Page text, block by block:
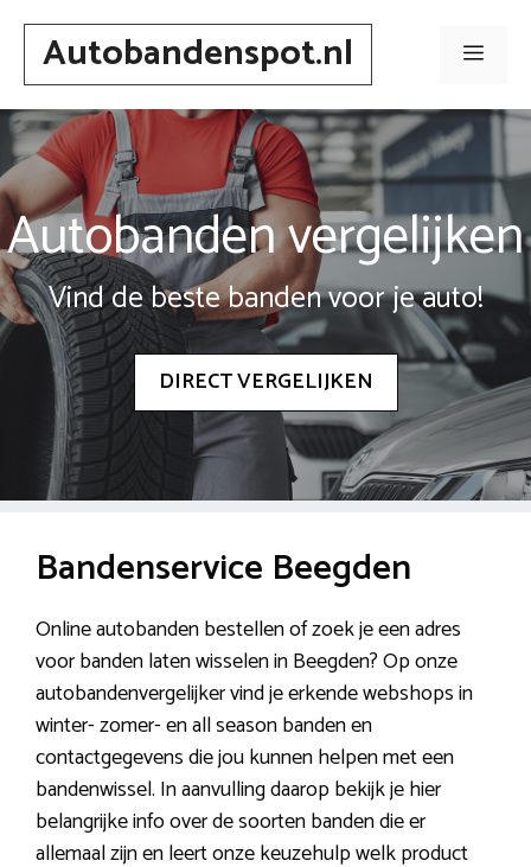
Spring
inhoudAutobandenspot.nl Menu
Autobanden vergelijken
Vind de beste banden voor je auto!
DIRECT VERGELIJKEN
Bandenservice Beegden
Online autobanden bestellen of zoek je een adres
voor banden laten wisselen in Beegden? Op onze
autobandenvergelijker vind je erkende webshops in
winter- zomer- en all season banden en
contactgegevens die jou kunnen helpen met een
bandenwissel. In aanvulling daarop bekijk je hier
belangrijke info over de soorten banden die er
allemaal zijn en leert onze keuzehulp welk product